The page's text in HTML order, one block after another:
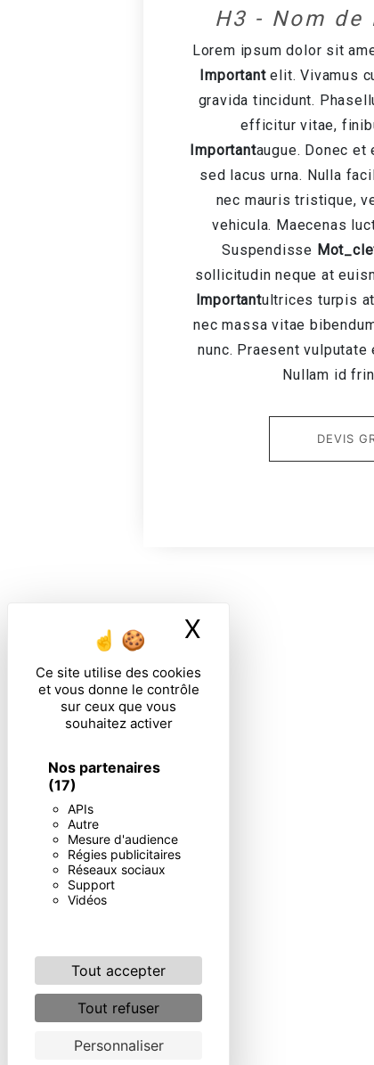
Ce site utilise des cookies
et vous donne le contrôle
sur ceux que vous
souhaitez activer
Nos partenaires
(17)
APIs
Autre
Mesure d'audience
Régies publicitaires
Réseaux sociaux
Support
Vidéos
Tout accepter
Tout refuser
Personnaliser
X
H3 - Nom
Lorem ipsum dolor sit
Importantelit. Vivamus
gravida tincidunt.
efficitur vitae,
Importantaugue. Donec
sed lacus urna. Nulla
nec mauris tristique,
vehicula. Maecenas
Suspendisse
sollicitudin neque at
Importantultrices turpis
nec massa vitae
nunc. Praesent
Nullam id
DEVIS